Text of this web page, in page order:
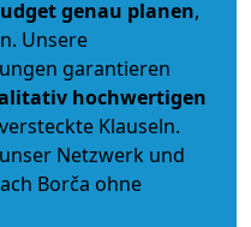
genau planen,
Unsere
garantieren
hochwertigen
Klauseln.
Netzwerk und
Borča ohne